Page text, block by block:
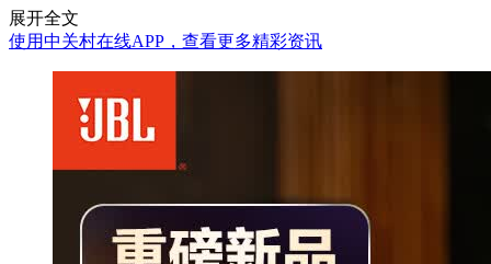
展开全文
使用中关村在线APP，查看更多精彩资讯